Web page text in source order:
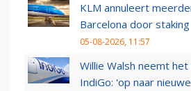
KLM annuleert
Barcelona door staking
05-08-2026, 11:57
Willie Walsh neemt
IndiGo: 'op naar